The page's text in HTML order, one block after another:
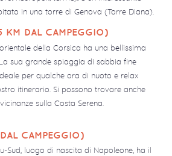
in una torre di Genova (Torre Diana).
KM DAL CAMPEGGIO)
della Corsica ha una bellissima
sua grande spiaggia di sabbia fine
per qualche ora di nuoto e relax
itinerario. Si possono trovare anche
sulla Costa Serena.
CAMPEGGIO)
Sud, luogo di nascita di Napoleone, ha il